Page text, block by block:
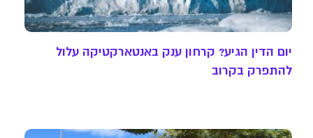
יום הדין הגיע? קרחון ענק באנטארקטיקה עלול
להתפרק בקרוב